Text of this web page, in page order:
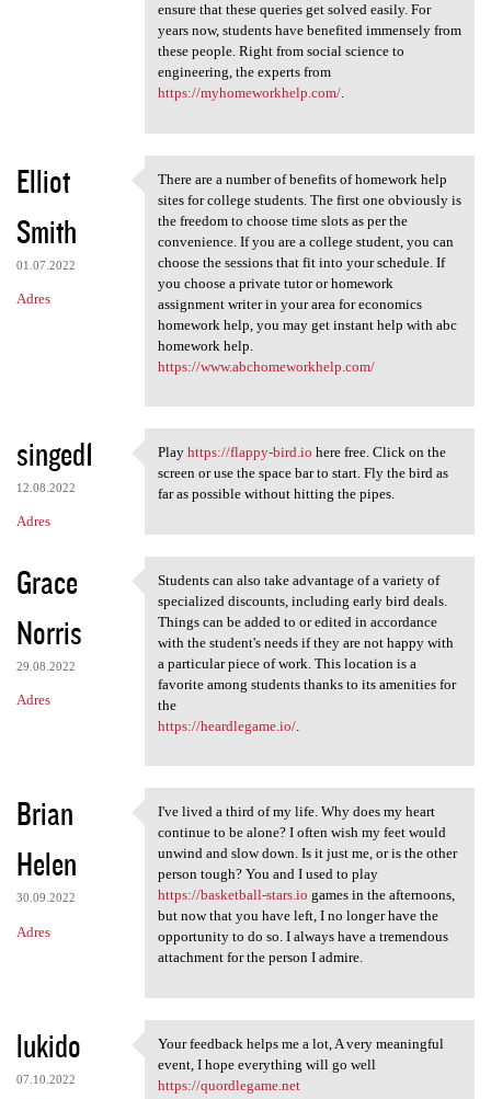
ensure that these queries get solved easily. For
years now, students have benefited immensely from
these people. Right from social science to
engineering, the experts from
https://myhomeworkhelp.com/.
Elliot
Smith
01.07.2022
Adres
There are a number of
There are a number of benefits of homework help
sites for college students. The first one obviously is
the freedom to choose time slots as per the
convenience. If you are a college student, you can
choose the sessions that fit into your schedule. If
you choose a private tutor or homework
assignment writer in your area for economics
homework help, you may get instant help with abc
homework help.
https://www.abchomeworkhelp.com/
singed1
12.08.2022
Adres
Play https://flappy-bird.io
Play https://flappy-bird.io here free. Click on the
screen or use the space bar to start. Fly the bird as
far as possible without hitting the pipes.
Grace
Norris
29.08.2022
Adres
Students can also take
Students can also take advantage of a variety of
specialized discounts, including early bird deals.
Things can be added to or edited in accordance
with the student's needs if they are not happy with
a particular piece of work. This location is a
favorite among students thanks to its amenities for
the
https://heardlegame.io/.
Brian
Helen
30.09.2022
Adres
I've lived a third of my life
I've lived a third of my life. Why does my heart
continue to be alone? I often wish my feet would
unwind and slow down. Is it just me, or is the other
person tough? You and I used to play
https://basketball-stars.io games in the afternoons,
but now that you have left, I no longer have the
opportunity to do so. I always have a tremendous
attachment for the person I admire.
lukido
07.10.2022
Your feedback helps me a lot,
Your feedback helps me a lot, A very meaningful
event, I hope everything will go well
https://quordlegame.net